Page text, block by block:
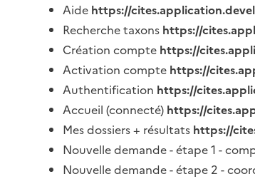
Aide https://
Recherche taxons https://
Création compte https://
Activation compte https://
Authentification https://
Accueil (connecté) https://
Mes dossiers + résultats https://
Nouvelle demande - étape 1 -
Nouvelle demande - étape 2 -